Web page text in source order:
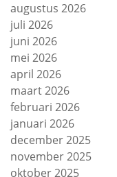
augustus 2026
juli 2026
juni 2026
mei 2026
april 2026
maart 2026
februari 2026
januari 2026
december 2025
november 2025
oktober 2025